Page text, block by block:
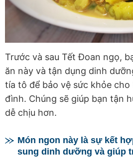
Trước và sau Tết Đoan ngọ,
ăn này và tận dụng dinh
tía tô để bảo vệ sức khỏe cho
đình. Chúng sẽ giúp bạn tận
dễ chịu hơn.
Món ngon này là sự kết
sung dinh dưỡng và giúp